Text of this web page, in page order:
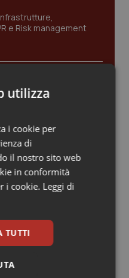
Bolzano
Trento
Ulcerosa
neurodegenerative
e Risk management
alle terapie innovative
2026: nuovi
e autonomia
2026: guidare team
nello studio
concrete e
utilizza
i cookie per
di
il nostro sito web
in conformità
i cookie. Leggi di
TUTTI